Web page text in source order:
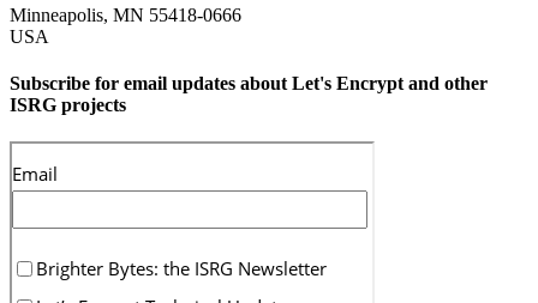
Minneapolis, MN 55418-0666
USA
Subscribe for email updates about Let's Encrypt and other
ISRG projects